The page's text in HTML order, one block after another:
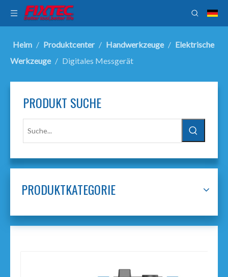
Heim / Produktcenter / Handwerkzeuge / Elektrische
Werkzeuge / Digitales Messgerät
PRODUKT SUCHE
PRODUKTKATEGORIE